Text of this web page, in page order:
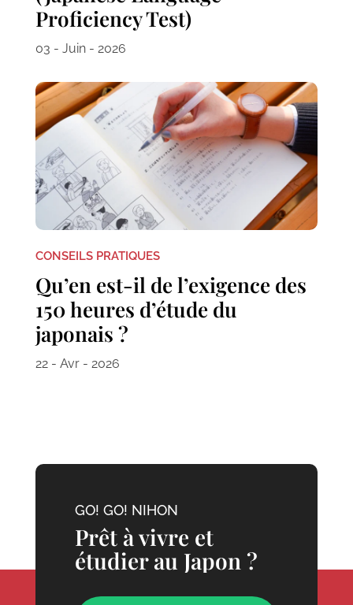
Proficiency Test)
03 - Juin - 2026
CONSEILS PRATIQUES
Qu’en est-il de l’exigence des
150 heures d’étude du
japonais ?
22 - Avr - 2026
GO! GO! NIHON
Prêt à vivre et
étudier au Japon ?